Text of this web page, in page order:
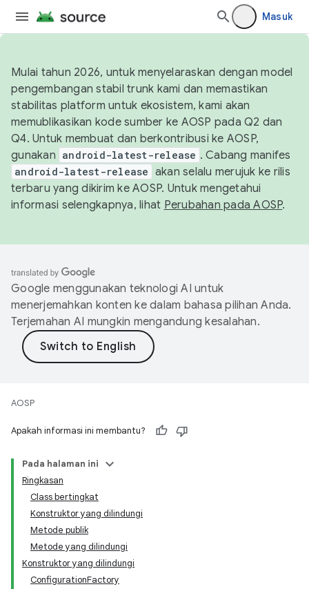
Masuk
Mulai tahun 2026, untuk menyelaraskan dengan model
pengembangan stabil trunk kami dan memastikan
stabilitas platform untuk ekosistem, kami akan
memublikasikan kode sumber ke AOSP pada Q2 dan
Q4. Untuk membuat dan berkontribusi ke AOSP,
gunakan android-latest-release . Cabang manifes
android-latest-release akan selalu merujuk ke rilis
terbaru yang dikirim ke AOSP. Untuk mengetahui
informasi selengkapnya, lihat Perubahan pada AOSP.
Google menggunakan teknologi AI untuk
menerjemahkan konten ke dalam bahasa pilihan Anda.
Terjemahan AI mungkin mengandung kesalahan.
AOSP
Apakah informasi ini membantu?
Pada halaman ini
Ringkasan
Class bertingkat
Konstruktor yang dilindungi
Metode publik
Metode yang dilindungi
Konstruktor yang dilindungi
ConfigurationFactory